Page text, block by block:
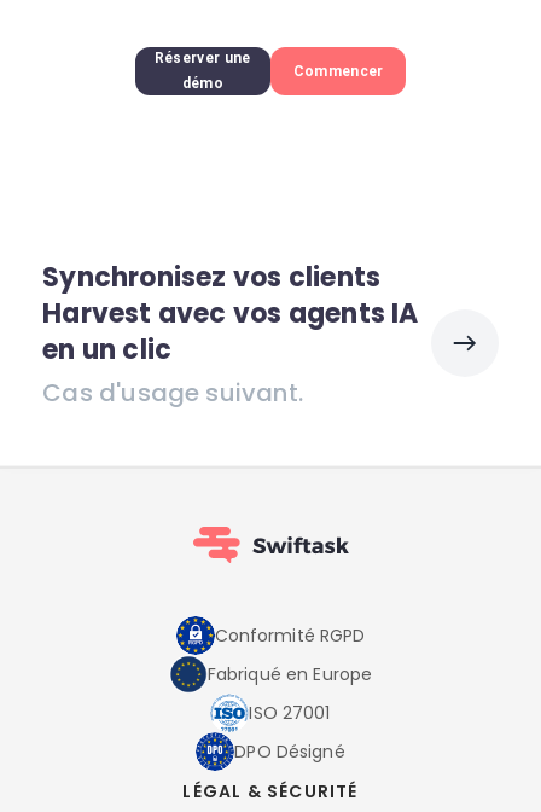
Réserver une
démo
Commencer
Synchronisez vos clients
Harvest avec vos agents IA
en un clic
Cas d'usage suivant.
Conformité RGPD
Fabriqué en Europe
ISO 27001
DPO Désigné
LÉGAL & SÉCURITÉ